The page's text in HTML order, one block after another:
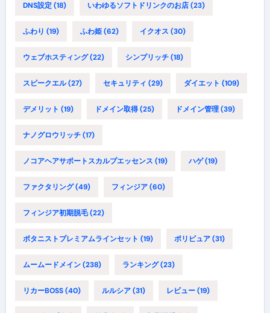
DNS設定(18) いわゆるソフトドリンクのお店(23)
ふわり (19) ふわ姫(62) イクオス (30)
ウェブホスティング(22) シンプリッチ(18)
スピークエル(27) セキュリティ (29) ダイエット (109)
デメリット (19) ドメイン取得(25) ドメイン管理(39)
ナノグロウリッチ(17)
ノコアヘアサポートスカルプエッセンス (19) ハゲ(19)
ファクタリング(49) フィンジア(60)
フィンジア初期脱毛(22)
ボタニストプレミアムラインセット (19) ポリピュア(31)
ムームードメイン(238) ランキング(23)
リカーBOSS(40) ルルシア(31) レビュー(19)